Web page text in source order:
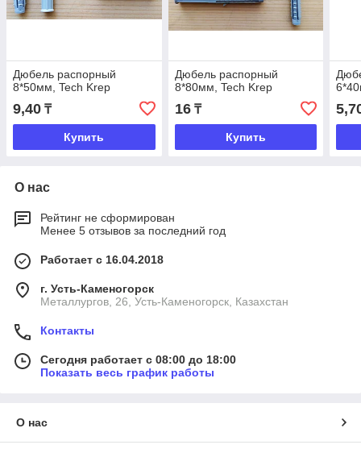
Дюбель распорный
8*50мм, Tech Krep
9,40 ₸
Купить
Дюбель распорный
8*80мм, Tech Krep
16₸
Купить
О нас
Рейтинг не сформирован
Менее 5 отзывов за последний год
Работает с 16.04.2018
г. Усть-Каменогорск
Металлургов, 26, Усть-Каменогорск, Казахстан
Контакты
Сегодня работает с 08:00 до 18:00
Показать весь график работы
О нас